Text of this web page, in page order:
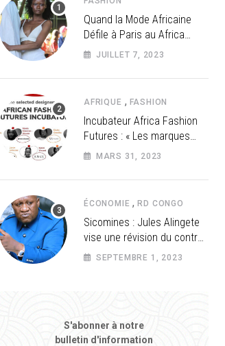
Quand la Mode Africaine
Défile à Paris au Africa
Fashion Up 3
JUILLET 7, 2023
AFRIQUE , FASHION
Incubateur Africa Fashion
Futures : « Les marques
africaines doivent séduire
»
MARS 31, 2023
ÉCONOMIE ,RD CONGO
Sicomines : Jules Alingete
vise une révision du contrat
à 20 milliards de dollars
SEPTEMBRE 1, 2023
S'abonner à notre
bulletin d'information